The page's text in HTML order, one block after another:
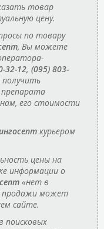
товар
цену.
по товару
, Вы можете
32-12, (095) 803-
его стоимости
курьером
цены на
информации о
«нет в
продажи может
сайте.